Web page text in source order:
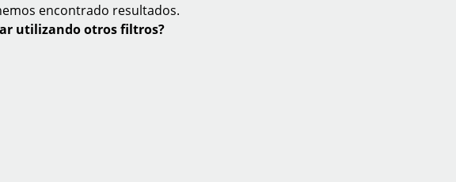
encontrado resultados.
utilizando otros filtros?